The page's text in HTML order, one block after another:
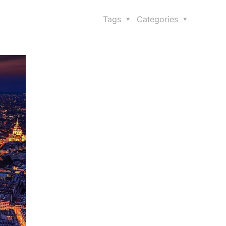
Categories
Tags